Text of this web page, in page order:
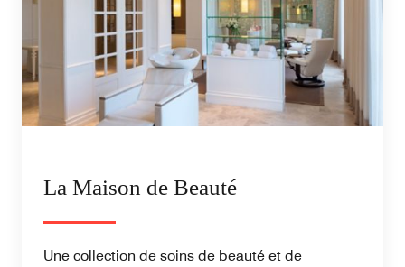
La Maison de Beauté
Une collection de soins de beauté et de